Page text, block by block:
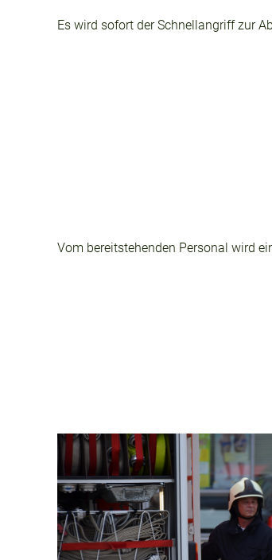
Es wird sofort der Schnellangriff zur
Vom bereitstehenden Personal wird